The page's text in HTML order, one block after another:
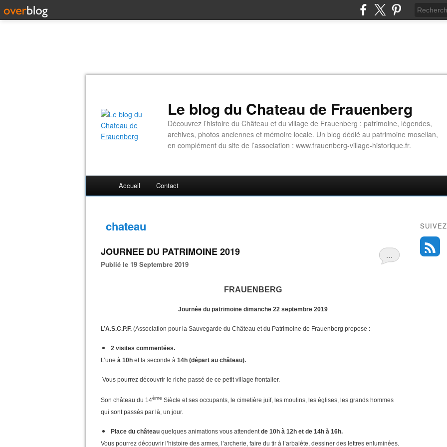
Le blog du Chateau de Frauenberg
Découvrez l’histoire du Château et du village de Frauenberg : patrimoine, légendes,
archives, photos anciennes et mémoire locale. Un blog dédié au patrimoine mosellan,
en complément du site de l’association : www.frauenberg-village-historique.fr.
Accueil Contact
chateau
…
JOURNEE DU PATRIMOINE 2019
Publié le 19 Septembre 2019
FRAUENBERG
Journée du patrimoine dimanche 22 septembre 2019
L’A.S.C.P.F. (Association pour la Sauvegarde du Château et du Patrimoine de Frauenberg propose :
2 visites commentées.
L’une à 10h et la seconde à 14h (départ au château).
Vous pourrez découvrir le riche passé de ce petit village frontalier.
Son château du 14ème Siècle et ses occupants, le cimetière juif, les moulins, les églises, les grands hommes
qui sont passés par là, un jour.
Place du château quelques animations vous attendentde 10h à 12h et de 14h à 16h.
Vous pourrez découvrir l’histoire des armes, l’archerie, faire du tir à l’arbalète, dessiner des lettres enluminées.